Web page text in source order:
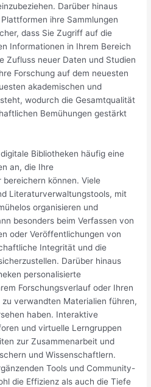
Darüber hinaus
ihre Sammlungen
dass Sie Zugriff auf die
Informationen in Ihrem Bereich
Zufluss neuer Daten und Studien
Forschung auf dem neuesten
akademischen und
wodurch die Gesamtqualität
Bemühungen gestärkt
Bibliotheken häufig eine
an, die Ihre
können. Viele
Literaturverwaltungstools, mit
organisieren und
besonders beim Verfassen von
oder Veröffentlichungen von
Integrität und die
Darüber hinaus
personalisierte
Forschungsverlauf oder Ihren
verwandten Materialien führen,
haben. Interaktive
und virtuelle Lerngruppen
zur Zusammenarbeit und
und Wissenschaftlern.
Tools und Community-
die Effizienz als auch die Tiefe